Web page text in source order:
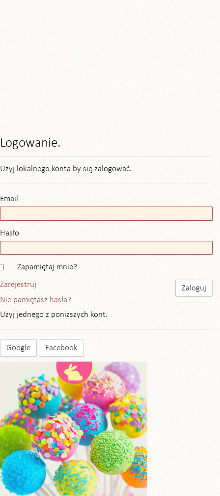
Logowanie.
Użyj lokalnego konta by się zalogować.
Email
Hasło
Zapamiętaj mnie?
Zarejestruj
Nie pamiętasz hasła?
Użyj jednego z poniższych kont.
Google Facebook